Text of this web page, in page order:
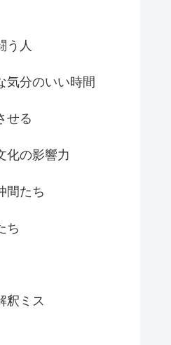
う人
気分のいい時間
せる
化の影響力
間たち
ち
ミス